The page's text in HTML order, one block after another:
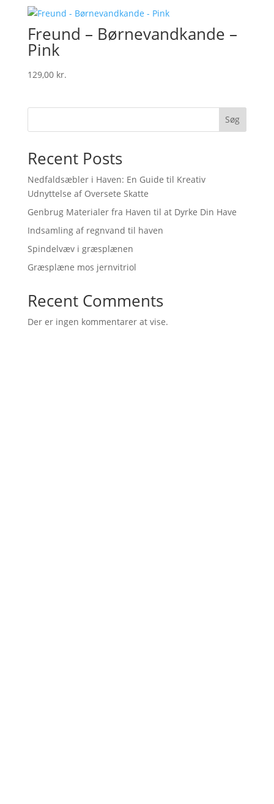
Freund – Børnevandkande –
Pink
129,00 kr.
Søg
Recent Posts
Nedfaldsæbler i Haven: En Guide til Kreativ
Udnyttelse af Oversete Skatte
Genbrug Materialer fra Haven til at Dyrke Din Have
Indsamling af regnvand til haven
Spindelvæv i græsplænen
Græsplæne mos jernvitriol
Recent Comments
Der er ingen kommentarer at vise.